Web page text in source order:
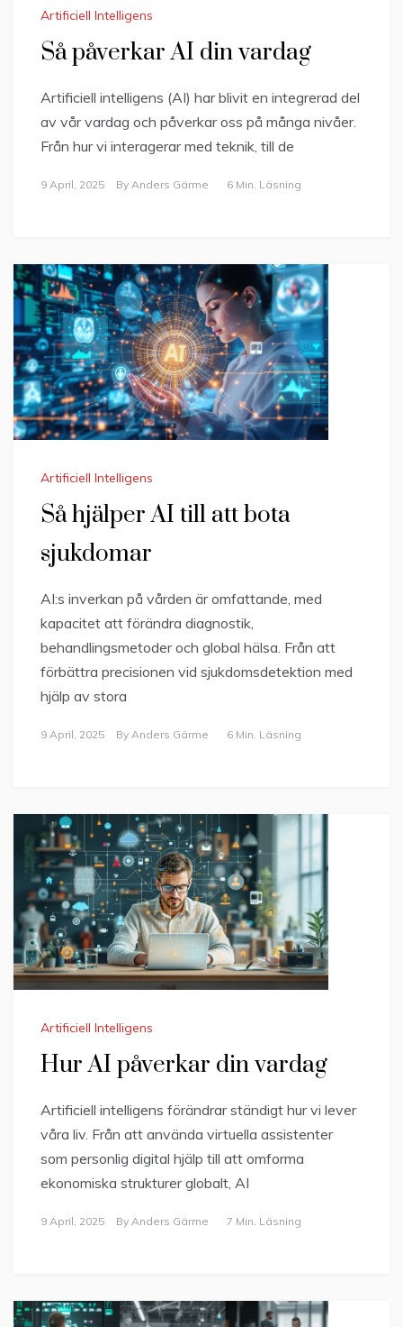
Artificiell Intelligens
Så påverkar AI din vardag
Artificiell intelligens (AI) har blivit en integrerad del
av vår vardag och påverkar oss på många nivåer.
Från hur vi interagerar med teknik, till de
9 April, 2025 By Anders Gärme 6 Min. Läsning
Artificiell Intelligens
Så hjälper AI till att bota
sjukdomar
AI:s inverkan på vården är omfattande, med
kapacitet att förändra diagnostik,
behandlingsmetoder och global hälsa. Från att
förbättra precisionen vid sjukdomsdetektion med
hjälp av stora
9 April, 2025 By Anders Gärme 6 Min. Läsning
Artificiell Intelligens
Hur AI påverkar din vardag
Artificiell intelligens förändrar ständigt hur vi lever
våra liv. Från att använda virtuella assistenter
som personlig digital hjälp till att omforma
ekonomiska strukturer globalt, AI
9 April, 2025 By Anders Gärme 7 Min. Läsning